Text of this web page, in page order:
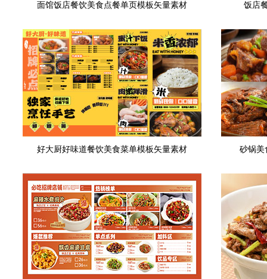
面馆饭店餐饮美食点餐单页模板矢量素材 饭店
好大厨好味道餐饮美食菜单模板矢量素材 砂锅美